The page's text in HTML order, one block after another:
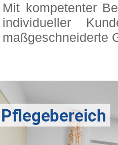
Mit kompetenter
individueller
maßgeschneiderte